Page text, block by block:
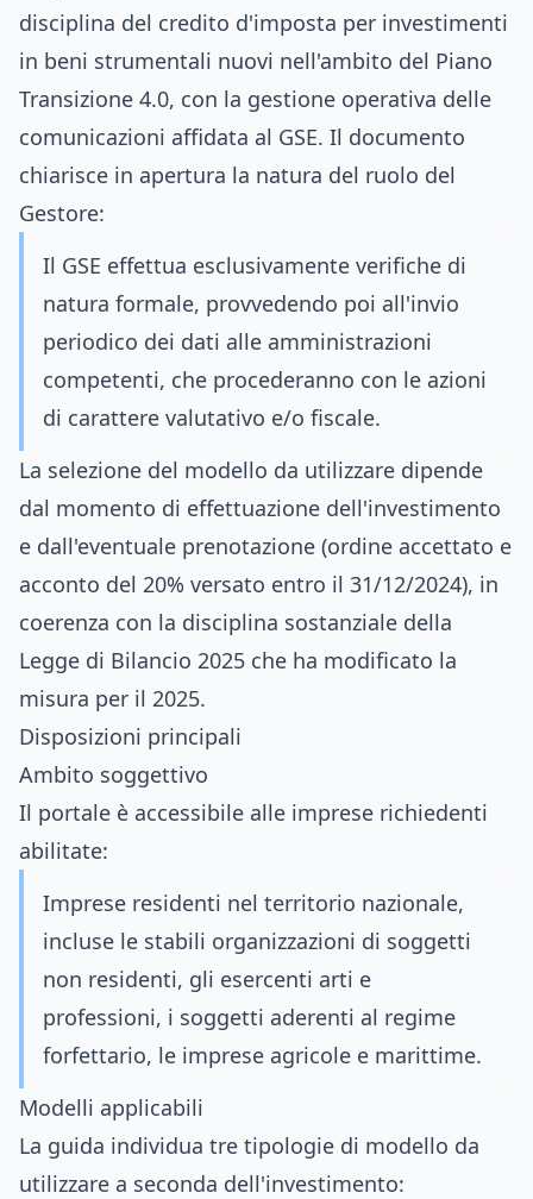
disciplina del credito d'imposta per investimenti
in beni strumentali nuovi nell'ambito del Piano
Transizione 4.0, con la gestione operativa delle
comunicazioni affidata al GSE. Il documento
chiarisce in apertura la natura del ruolo del
Gestore:
Il GSE effettua esclusivamente verifiche di
natura formale, provvedendo poi all'invio
periodico dei dati alle amministrazioni
competenti, che procederanno con le azioni
di carattere valutativo e/o fiscale.
La selezione del modello da utilizzare dipende
dal momento di effettuazione dell'investimento
e dall'eventuale prenotazione (ordine accettato e
acconto del 20% versato entro il 31/12/2024), in
coerenza con la disciplina sostanziale della
Legge di Bilancio 2025 che ha modificato la
misura per il 2025.
Disposizioni principali
Ambito soggettivo
Il portale è accessibile alle imprese richiedenti
abilitate:
Imprese residenti nel territorio nazionale,
incluse le stabili organizzazioni di soggetti
non residenti, gli esercenti arti e
professioni, i soggetti aderenti al regime
forfettario, le imprese agricole e marittime.
Modelli applicabili
La guida individua tre tipologie di modello da
utilizzare a seconda dell'investimento: